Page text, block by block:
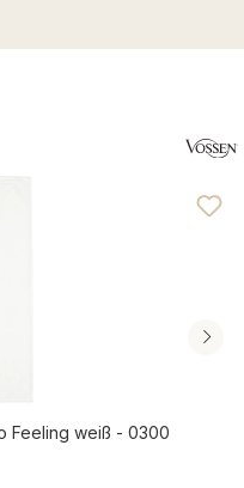
4.61 von 5 Sternen
Feeling weiß - 0300